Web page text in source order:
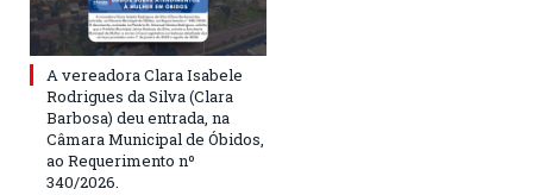
A vereadora Clara Isabele
Rodrigues da Silva (Clara
Barbosa) deu entrada, na
Câmara Municipal de Óbidos,
ao Requerimento nº
340/2026.